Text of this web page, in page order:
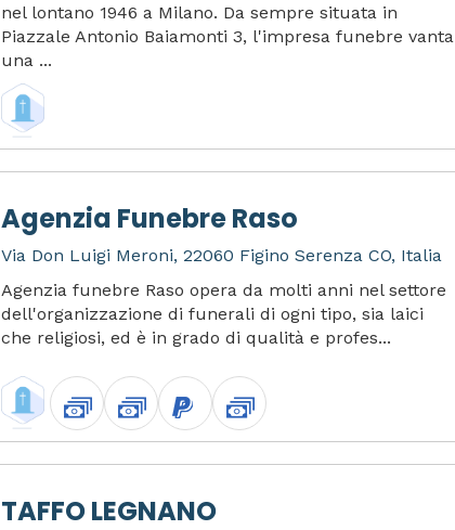
nel lontano 1946 a Milano. Da sempre situata in
Piazzale Antonio Baiamonti 3, l'impresa funebre vanta
una ...
Agenzia Funebre Raso
Via Don Luigi Meroni, 22060 Figino Serenza CO, Italia
Agenzia funebre Raso opera da molti anni nel settore
dell'organizzazione di funerali di ogni tipo, sia laici
che religiosi, ed è in grado di qualità e profes...
TAFFO LEGNANO